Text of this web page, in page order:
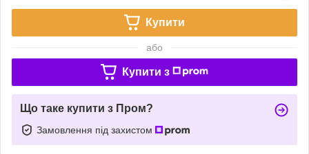
Купити
або
Купити з
Що таке купити з Пром?
Замовлення під захистом